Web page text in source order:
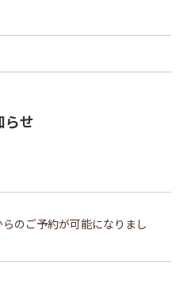
らせ
のご予約が可能になりまし